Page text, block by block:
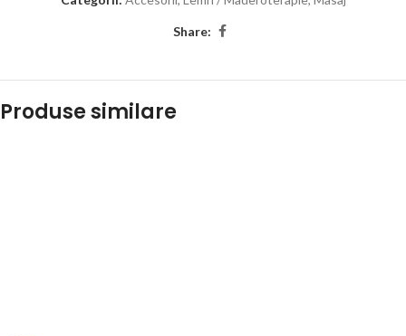
Share:
Produse similare